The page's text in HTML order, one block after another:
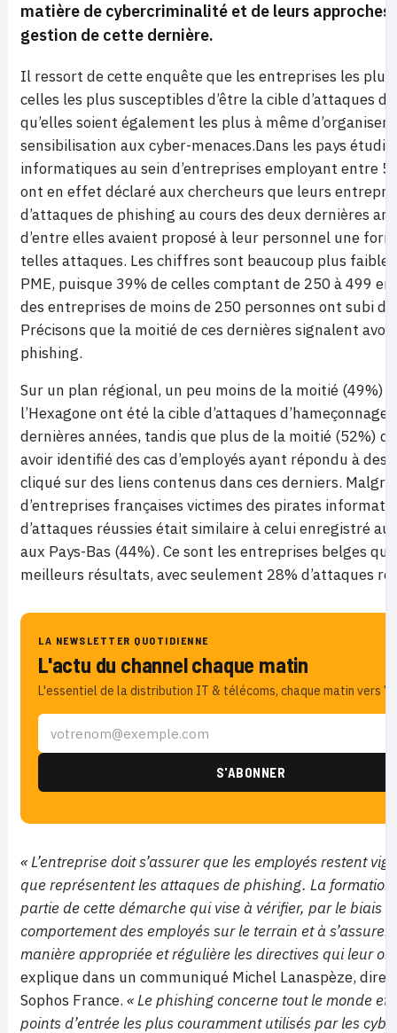
matière de cybercriminalité et de leurs
gestion de cette dernière.
Il ressort de cette enquête que les entreprises les
celles les plus susceptibles d’être la cible d’attaques
qu’elles soient également les plus à même
sensibilisation aux cyber-menaces.Dans les pays
informatiques au sein d’entreprises employant entre
ont en effet déclaré aux chercheurs que leurs
d’attaques de phishing au cours des deux dernières
d’entre elles avaient proposé à leur personnel une
telles attaques. Les chiffres sont beaucoup plus
PME, puisque 39% de celles comptant de 250 à 499
des entreprises de moins de 250 personnes ont subi
Précisons que la moitié de ces dernières signalent
phishing.
Sur un plan régional, un peu moins de la moitié (49%)
l’Hexagone ont été la cible d’attaques d’hameçonnage
dernières années, tandis que plus de la moitié (52%)
avoir identifié des cas d’employés ayant répondu à des
cliqué sur des liens contenus dans ces derniers.
d’entreprises françaises victimes des pirates
d’attaques réussies était similaire à celui enregistré au
aux Pays-Bas (44%). Ce sont les entreprises belges
meilleurs résultats, avec seulement 28% d’attaques
LA NEWSLETTER QUOTIDIENNE
L'actu du channel chaque matin
L'essentiel de la distribution IT & télécoms, chaque matin vers
« L’entreprise doit s’assurer que les employés restent
que représentent les attaques de phishing. La
partie de cette démarche qui vise à vérifier, par le biais
comportement des employés sur le terrain et à s’assurer
manière appropriée et régulière les directives qui leur
explique dans un communiqué Michel Lanaspèze,
Sophos France. « Le phishing concerne tout le monde et
points d’entrée les plus couramment utilisés par les